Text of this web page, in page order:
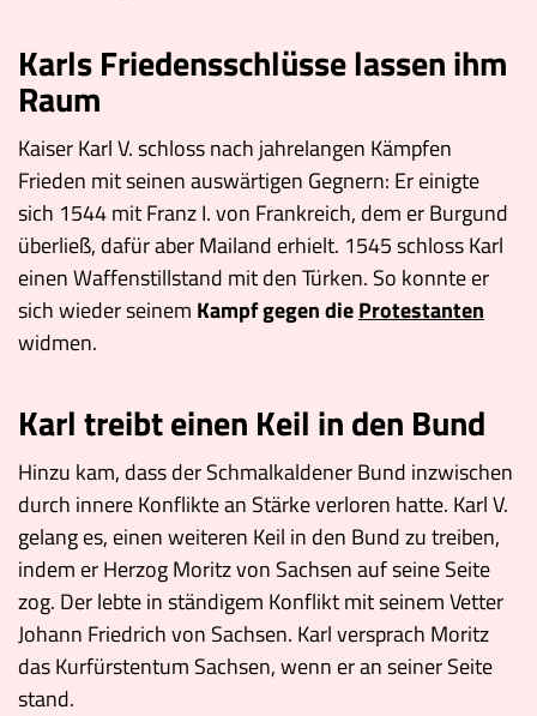
Karls Friedensschlüsse lassen ihm
Raum
Kaiser Karl V. schloss nach jahrelangen Kämpfen
Frieden mit seinen auswärtigen Gegnern: Er einigte
sich 1544 mit Franz I. von Frankreich, dem er Burgund
überließ, dafür aber Mailand erhielt. 1545 schloss Karl
einen Waffenstillstand mit den Türken. So konnte er
sich wieder seinem Kampf gegen dieProtestanten
widmen.
Karl treibt einen Keil in den Bund
Hinzu kam, dass der Schmalkaldener Bund inzwischen
durch innere Konflikte an Stärke verloren hatte. Karl V.
gelang es, einen weiteren Keil in den Bund zu treiben,
indem er Herzog Moritz von Sachsen auf seine Seite
zog. Der lebte in ständigem Konflikt mit seinem Vetter
Johann Friedrich von Sachsen. Karl versprach Moritz
das Kurfürstentum Sachsen, wenn er an seiner Seite
stand.